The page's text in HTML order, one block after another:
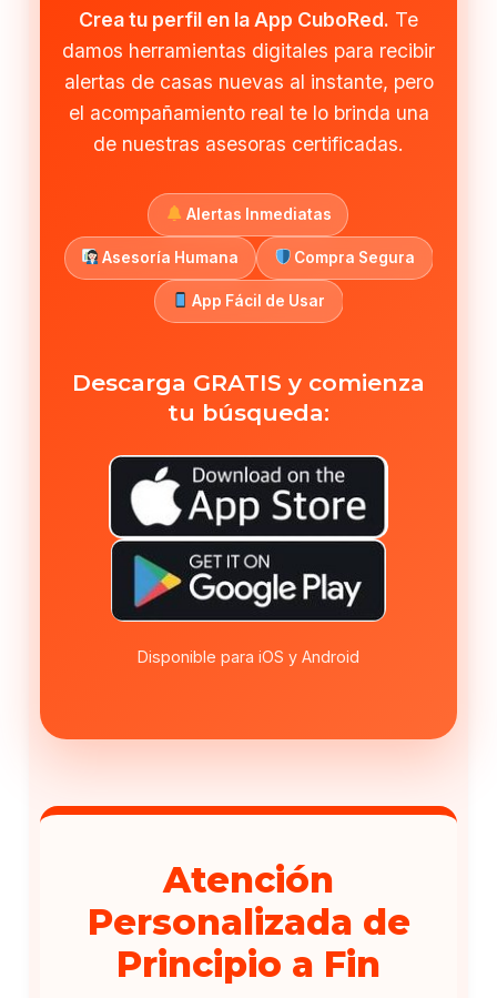
Crea tu perfil en la App CuboRed. Te
damos herramientas digitales para recibir
alertas de casas nuevas al instante, pero
el acompañamiento real te lo brinda una
de nuestras asesoras certificadas.
Alertas Inmediatas
Asesoría Humana Compra Segura
App Fácil de Usar
Descarga GRATIS y comienza
tu búsqueda:
Disponible para iOS y Android
Atención
Personalizada de
Principio a Fin